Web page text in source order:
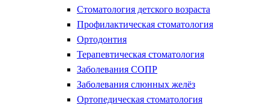
Стоматология детского возраста
Профилактическая стоматология
Ортодонтия
Терапевтическая стоматология
Заболевания СОПР
Заболевания слюнных желёз
Ортопедическая стоматология